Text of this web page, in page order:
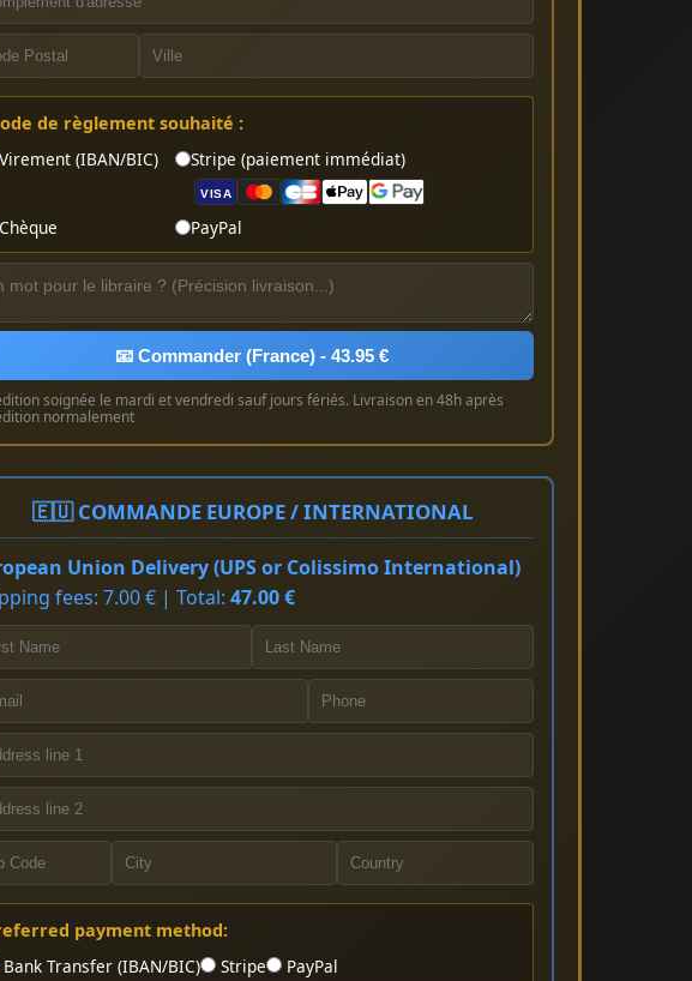
de règlement souhaité :
Virement (IBAN/BIC)
Stripe (paiement immédiat)
VISA
Chèque PayPal
📧 Commander (France) - 43.95 €
soignée le mardi et vendredi sauf jours fériés. Livraison en 48h après
normalement
🇪🇺 COMMANDE EUROPE / INTERNATIONAL
Union Delivery (UPS or Colissimo International)
fees: 7.00 € | Total: 47.00 €
payment method:
Bank Transfer (IBAN/BIC)
Stripe PayPal